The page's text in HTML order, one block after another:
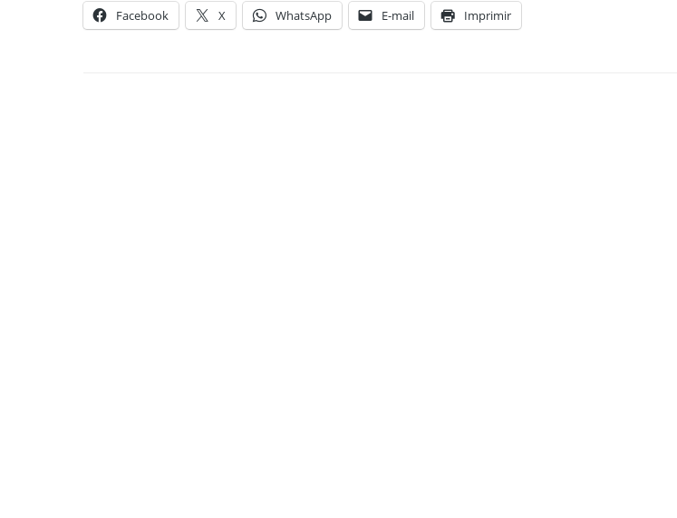
Facebook X WhatsApp E-mail Imprimir